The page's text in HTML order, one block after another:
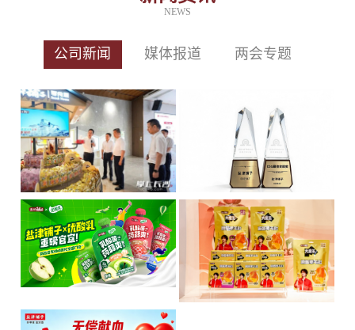
NEWS
公司新闻 媒体报道 两会专题